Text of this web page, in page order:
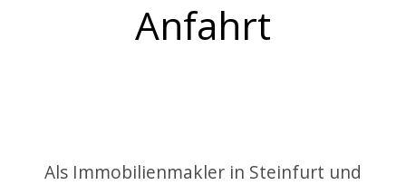
Anfahrt
Als Immobilienmakler in Steinfurt und